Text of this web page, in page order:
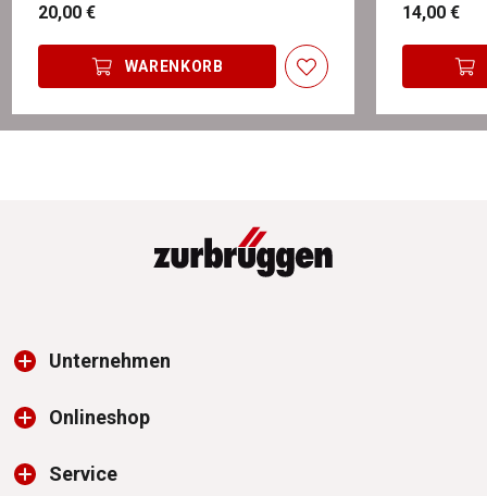
20,00 €
WARENKORB
14,00 €
Unternehmen
Onlineshop
Service